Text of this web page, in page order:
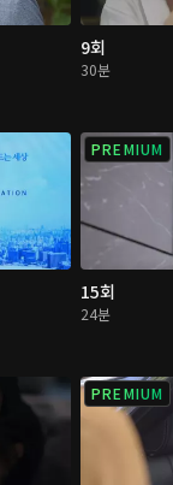
9회
30분
PREMIUM
15회
24분
PREMIUM